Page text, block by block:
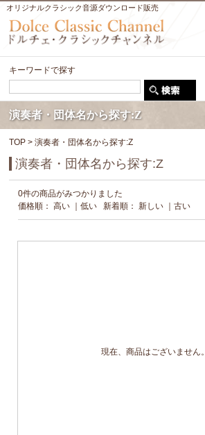
オリジナルクラシック音源ダウンロード販売
キーワードで探す
演奏者・団体名から探す:Z
TOP > 演奏者・団体名から探す:Z
演奏者・団体名から探す:Z
0件の商品がみつかりました
価格順：高い ｜低い 新着順：新しい ｜古い
現在、商品はございません。